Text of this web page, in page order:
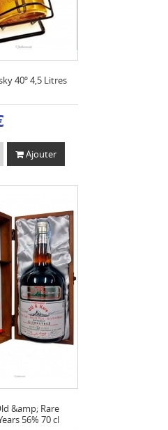
40º 4,5 Litres
Ajouter
&amp; Rare
56% 70 cl